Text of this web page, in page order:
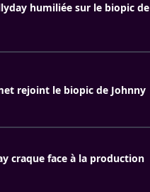
humiliée sur le biopic de
rejoint le biopic de Johnny
craque face à la production